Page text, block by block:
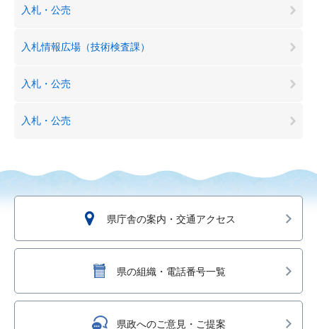
入札・公売
入札情報広場（技術検査課）
入札・公売
入札・公売
県庁舎の案内・交通アクセス
県の組織・電話番号一覧
県政へのご意見・ご提案